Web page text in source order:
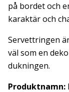
på bordet och
karaktär och
Servettringen
väl som en
dukningen.
Produktnamn: